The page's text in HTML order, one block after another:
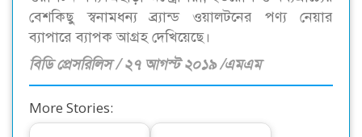
বেশকিছু স্বনামধন্য ব্র্যান্ড ওয়ালটনের পণ্য নেয়ার
ব্যাপারে ব্যাপক আগ্রহ দেখিয়েছে।
বিডি প্রেসরিলিস / ২৭ আগস্ট ২০১৯ /এমএম
More Stories: